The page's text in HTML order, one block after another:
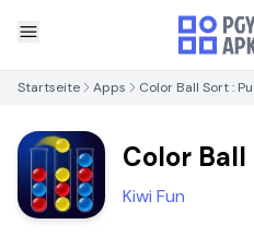
Startseite Apps Color Ball Sort :
Color Ball
Game
Kiwi Fun